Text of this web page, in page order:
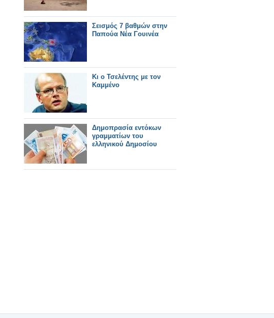
Σεισμός 7 βαθμών στην
Παπούα Νέα Γουινέα
Κι ο Τσελέντης με τον
Καμμένο
Δημοπρασία εντόκων
γραμματίων του
ελληνικού Δημοσίου